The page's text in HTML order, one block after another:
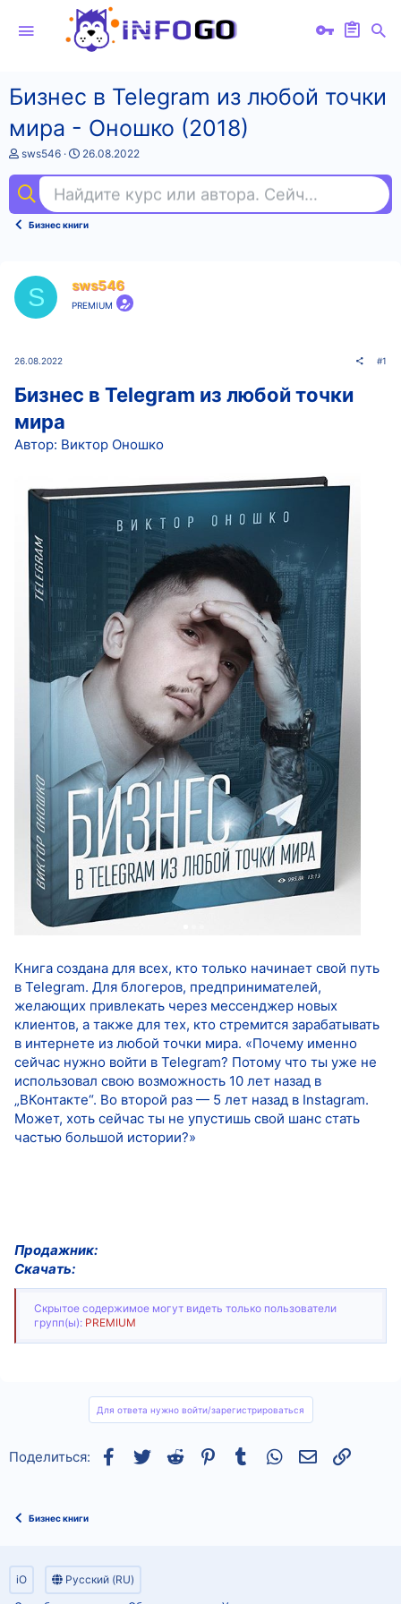
Бизнес в Telegram из любой точки
мира - Оношко (2018)
А
т
о
т
sws546
Д
а
н
а
а
26.08.2022
Найдите курс или автора. Сейчас ищут
Бизнес книги
S sws546
PREMIUM
26.08.2022 #1
Бизнес в Telegram из любой точки
мира
Автор: Виктор Оношко
Книга создана для всех, кто только начинает свой путь
в Telegram. Для блогеров, предпринимателей,
желающих привлекать через мессенджер новых
клиентов, а также для тех, кто стремится зарабатывать
в интернете из любой точки мира. «Почему именно
сейчас нужно войти в Telegram? Потому что ты уже не
использовал свою возможность 10 лет назад в
„ВКонтакте“. Во второй раз — 5 лет назад в Instagram.
Может, хоть сейчас ты не упустишь свой шанс стать
частью большой истории?»
Продажник:
Скачать:
Скрытое содержимое могут видеть только пользователи
групп(ы): PREMIUM
Для ответа нужно войти/зарегистрироваться
Поделиться: Facebook
TwitterReddit Pinterest
Tumblr WhatsAppСсылка
Бизнес книги
iO
Русский (RU)